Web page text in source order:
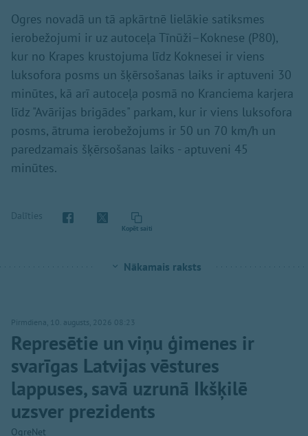
Ogres novadā un tā apkārtnē lielākie satiksmes
ierobežojumi ir uz autoceļa Tīnūži–Koknese (P80),
kur no Krapes krustojuma līdz Koknesei ir viens
luksofora posms un šķērsošanas laiks ir aptuveni 30
minūtes, kā arī autoceļa posmā no Kranciema karjera
līdz "Avārijas brigādes" parkam, kur ir viens luksofora
posms, ātruma ierobežojums ir 50 un 70 km/h un
paredzamais šķērsošanas laiks - aptuveni 45
minūtes.
Dalīties
Kopēt saiti
Nākamais raksts
Pirmdiena, 10. augusts, 2026 08:23
Represētie un viņu ģimenes ir
svarīgas Latvijas vēstures
lappuses, savā uzrunā Ikšķilē
uzsver prezidents
OgreNet